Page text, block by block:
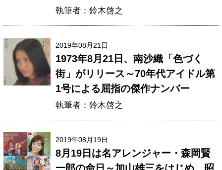
執筆者：鈴木啓之
2019年08月21日
1973年8月21日、南沙織「色づく
街」がリリース～70年代アイドル第
1号による屈指の傑作ナンバー
執筆者：鈴木啓之
2019年08月19日
8月19日は名アレンジャー・森岡賢